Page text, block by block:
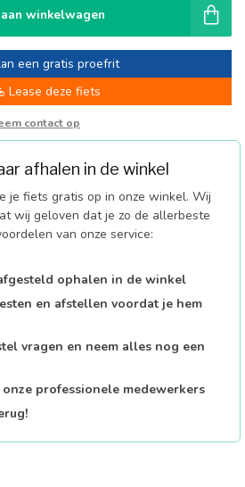
winkelwagen
een gratis proefrit
Lease deze fiets
contact op
afhalen in de winkel
je fiets gratis op in onze winkel. Wij
wij geloven dat je zo de allerbeste
van onze service:
ophalen in de winkel
en afstellen voordat je hem
vragen en neem alles nog een
professionele medewerkers